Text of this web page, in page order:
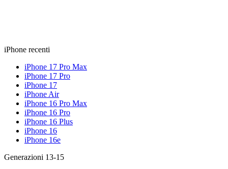
iPhone recenti
iPhone 17 Pro Max
iPhone 17 Pro
iPhone 17
iPhone Air
iPhone 16 Pro Max
iPhone 16 Pro
iPhone 16 Plus
iPhone 16
iPhone 16e
Generazioni 13-15